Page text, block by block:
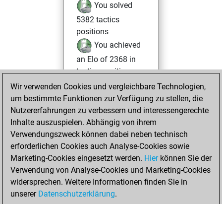
You solved
5382 tactics
positions
You achieved
an Elo of 2368 in
tactics positions
Mittwoch,
August 23, 2023
You created
your Studies account
Studies
Donnerstag, Juli
13, 2023
You created
Wir verwenden Cookies und vergleichbare Technologien,
um bestimmte Funktionen zur Verfügung zu stellen, die
Nutzererfahrungen zu verbessern und interessengerechte
Inhalte auszuspielen. Abhängig von ihrem
Verwendungszweck können dabei neben technisch
erforderlichen Cookies auch Analyse-Cookies sowie
Marketing-Cookies eingesetzt werden. Hierkönnen Sie der
Verwendung von Analyse-Cookies und Marketing-Cookies
widersprechen. Weitere Informationen finden Sie in
unserer Datenschutzerklärung.